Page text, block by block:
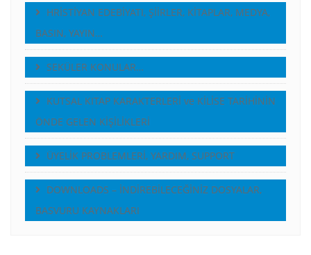
HRİSTİYAN EDEBİYATI, ŞİİRLER, KİTAPLAR, MEDYA,
BASIN, YAYIN…
SEKÜLER KONULAR…
KUTSAL KITAP KARAKTERLERİ ve KİLİSE TARİHİNİN
ÖNDE GELEN KİŞİLİKLERİ
ÜYELİK PROBLEMLERİ, YARDIM, SUPPORT
DOWNLOADS – İNDİREBİLECEĞİNİZ DOSYALAR,
BASVURU KAYNAKLARI